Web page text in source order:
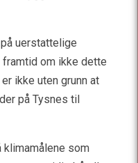
uerstattelige
om ikke dette
ikke uten grunn at
på Tysnes til
klimamålene som